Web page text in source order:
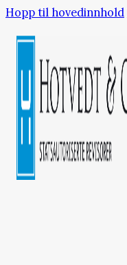
Hopp til hovedinnhold